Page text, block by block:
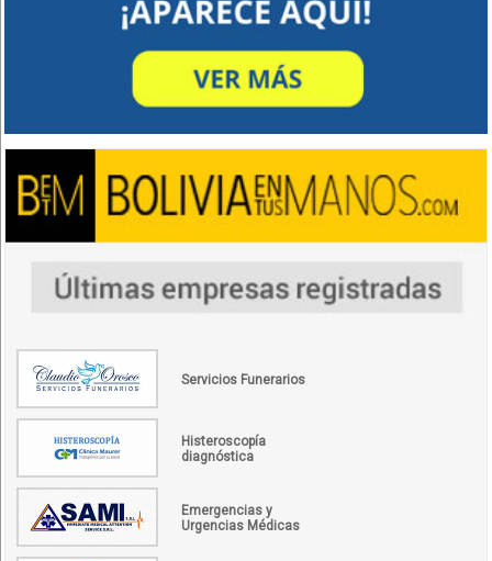
Servicios Funerarios
Histeroscopía
diagnóstica
Emergencias y
Urgencias Médicas